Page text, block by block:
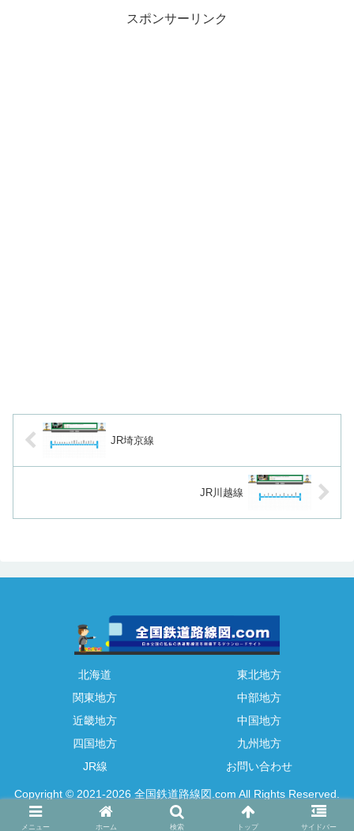
スポンサーリンク
JR埼京線
JR川越線
北海道
東北地方
関東地方
中部地方
近畿地方
中国地方
四国地方
九州地方
JR線
お問い合わせ
Copyright © 2021-2026 全国鉄道路線図.com All Rights Reserved.
メニュー ホーム 検索 トップ サイドバー
ADSENSE_SCRIPT_CODE